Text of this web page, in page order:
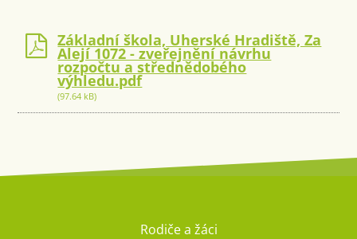
Základní škola, Uherské Hradiště, Za
Alejí 1072 - zveřejnění návrhu
rozpočtu a střednědobého
výhledu.pdf
(97.64 kB)
Rodiče a žáci